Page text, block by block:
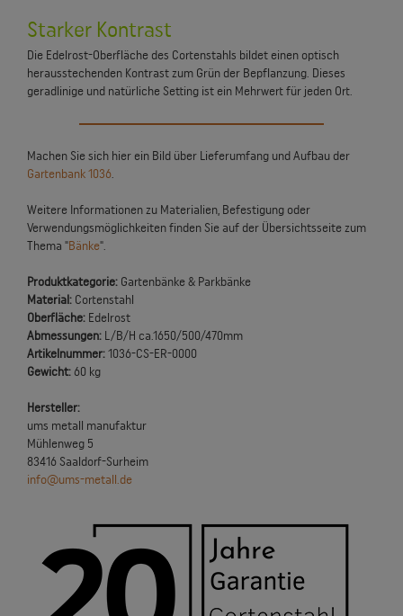
Starker Kontrast
Die Edelrost-Oberfläche des Cortenstahls bildet einen optisch
herausstechenden Kontrast zum Grün der Bepflanzung. Dieses
geradlinige und natürliche Setting ist ein Mehrwert für jeden Ort.
Machen Sie sich hier ein Bild über Lieferumfang und Aufbau der
Gartenbank 1036.
Weitere Informationen zu Materialien, Befestigung oder
Verwendungsmöglichkeiten finden Sie auf der Übersichtsseite zum
Thema "Bänke".
Produktkategorie: Gartenbänke & Parkbänke
Material: Cortenstahl
Oberfläche: Edelrost
Abmessungen: L/B/H ca.1650/500/470mm
Artikelnummer: 1036-CS-ER-0000
Gewicht: 60 kg
Hersteller:
ums metall manufaktur
Mühlenweg 5
83416 Saaldorf-Surheim
info@ums-metall.de